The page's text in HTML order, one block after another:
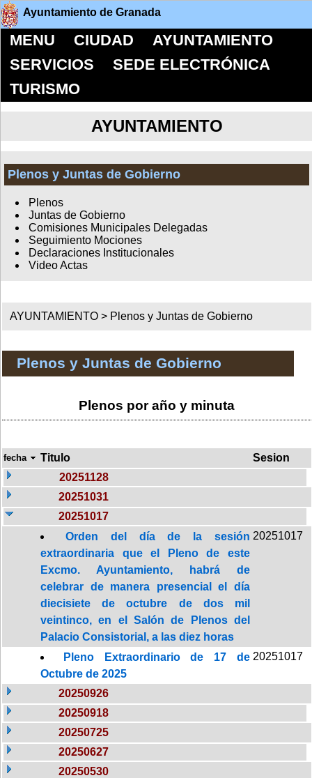
Ayuntamiento de Granada
MENU CIUDAD
AYUNTAMIENTO
SERVICIOS
SEDE ELECTRÓNICA
TURISMO
AYUNTAMIENTO
Plenos y Juntas de Gobierno
Plenos
Juntas de Gobierno
Comisiones Municipales Delegadas
Seguimiento Mociones
Declaraciones Institucionales
Video Actas
AYUNTAMIENTO > Plenos y Juntas de Gobierno
Plenos y Juntas de Gobierno
Plenos por año y minuta
fecha Titulo
Sesion
20251128
20251031
20251017
Orden del día de la sesión
extraordinaria que el Pleno de este
Excmo. Ayuntamiento, habrá de
celebrar de manera presencial el día
diecisiete de octubre de dos mil
veintinco, en el Salón de Plenos del
Palacio Consistorial, a las diez horas
20251017
Pleno Extraordinario de 17 de
Octubre de 2025
20251017
20250926
20250918
20250725
20250627
20250530